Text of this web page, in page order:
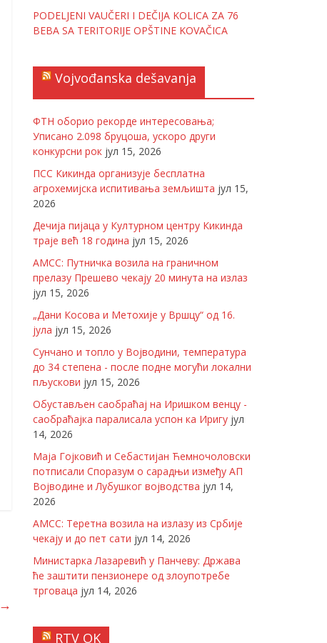
→
PODELJENI VAUČERI I DEČIJA KOLICA ZA 76
BEBA SA TERITORIJE OPŠTINE KOVAČICA
Vojvođanska dešavanja
ФТН оборио рекорде интересовања;
Уписано 2.098 бруцоша, ускоро други
конкурсни рок јул 15, 2026
ПСС Кикинда организује бесплатна
агрохемијска испитивања земљишта јул 15,
2026
Дечија пијаца у Културном центру Кикинда
траје већ 18 година јул 15, 2026
АМСС: Путничка возила на граничном
прелазу Прешево чекају 20 минута на излаз
јул 15, 2026
„Дани Косова и Метохије у Вршцу“ од 16.
јула јул 15, 2026
Сунчано и топло у Војводини, температура
до 34 степена - после подне могући локални
пљускови јул 15, 2026
Обустављен саобраћај на Иришком венцу -
саобраћајка паралисала успон ка Иригу јул
14, 2026
Маја Гојковић и Себастијан Ћемночоловски
потписали Споразум о сарадњи између АП
Војводине и Лубушког војводства јул 14,
2026
АМСС: Теретна возила на излазу из Србије
чекају и до пет сати јул 14, 2026
Министарка Лазаревић у Панчеву: Држава
ће заштити пензионере од злоупотребе
трговаца јул 14, 2026
RTV OK